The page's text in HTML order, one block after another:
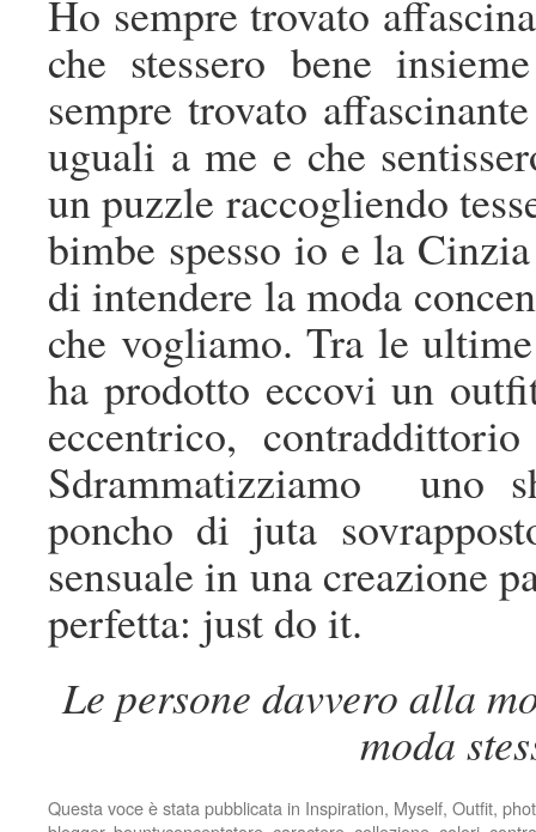
Ho sempre trovato
che stessero bene
sempre trovato
uguali a me e che
un puzzle raccogliendo
bimbe spesso io e la
di intendere la moda
che vogliamo. Tra le
ha prodotto eccovi un
eccentrico,
Sdrammatizziamo
uno
poncho di juta
sensuale in una creazione
perfetta: just do it.
Le persone davvero alla
moda
Questa voce è stata pubblicata in Inspiration, Myself, Outfit,